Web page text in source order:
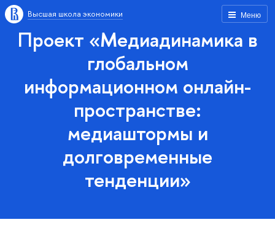
Меню
Высшая школа экономики
Проект «Медиадинамика в
глобальном
информационном онлайн-
пространстве:
медиаштормы и
долговременные
тенденции»